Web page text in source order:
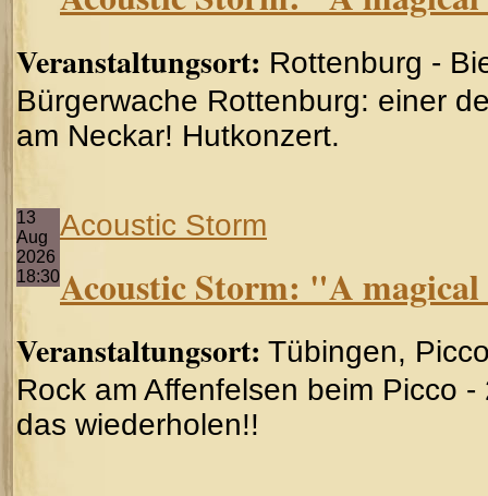
Veranstaltungsort: Rottenburg -
Bürgerwache Rottenburg: einer
am Neckar! Hutkonzert.
13
Aug
2026
18:30
Acoustic Storm
Acoustic Storm: "A
Veranstaltungsort: Tübingen,
Rock am Affenfelsen beim Picco
das wiederholen!!